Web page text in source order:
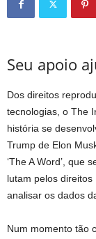
Seu apoio
Dos direitos
tecnologias, o The
história se
Trump de Elon
‘The A Word’, que
lutam pelos
analisar os dados
Num momento tão